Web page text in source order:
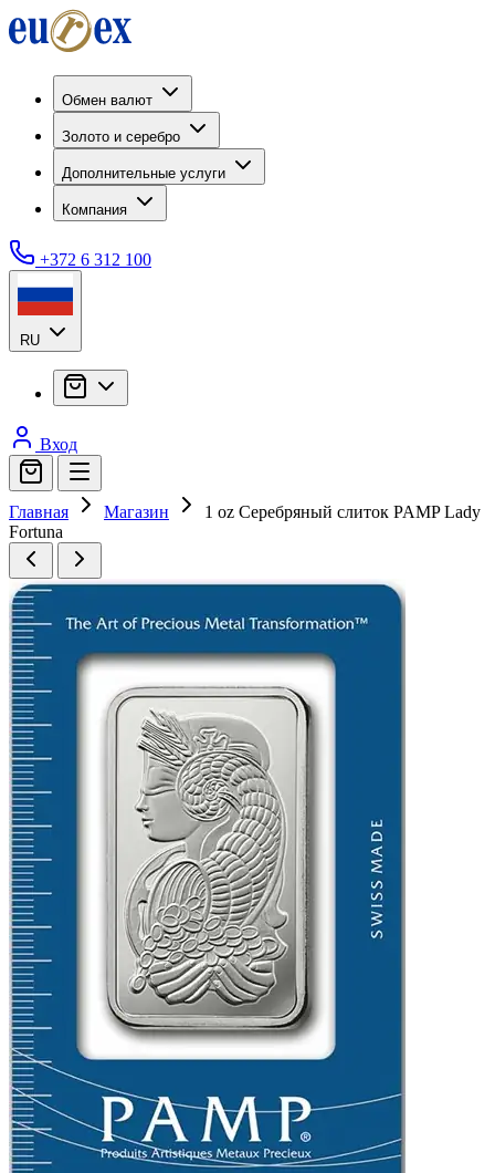
Обмен валют
Золото и серебро
Дополнительные услуги
Компания
+372 6 312 100
RU
Вход
Главная Магазин
1 oz Серебряный слиток PAMP Lady
Fortuna